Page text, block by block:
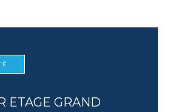
ETAGE GRAND